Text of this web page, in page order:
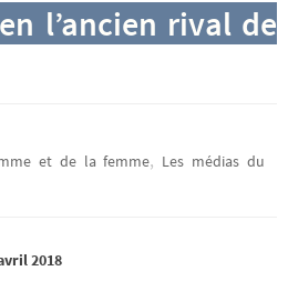
l’ancien rival de
et de la femme, Les médias du
2018